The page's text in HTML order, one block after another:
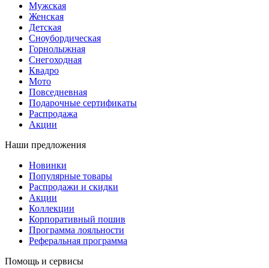
Мужская
Женская
Детская
Сноубордическая
Горнолыжная
Снегоходная
Квадро
Мото
Повседневная
Подарочные сертификаты
Распродажа
Акции
Наши предложения
Новинки
Популярные товары
Распродажи и скидки
Акции
Коллекции
Корпоративный пошив
Программа лояльности
Реферальная программа
Помощь и сервисы